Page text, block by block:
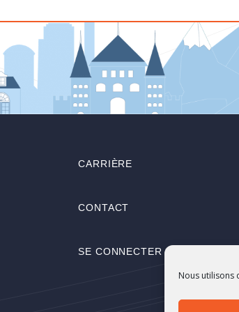
Nous utilisons
CARRIÈRE
CONTACT
SE CONNECTER